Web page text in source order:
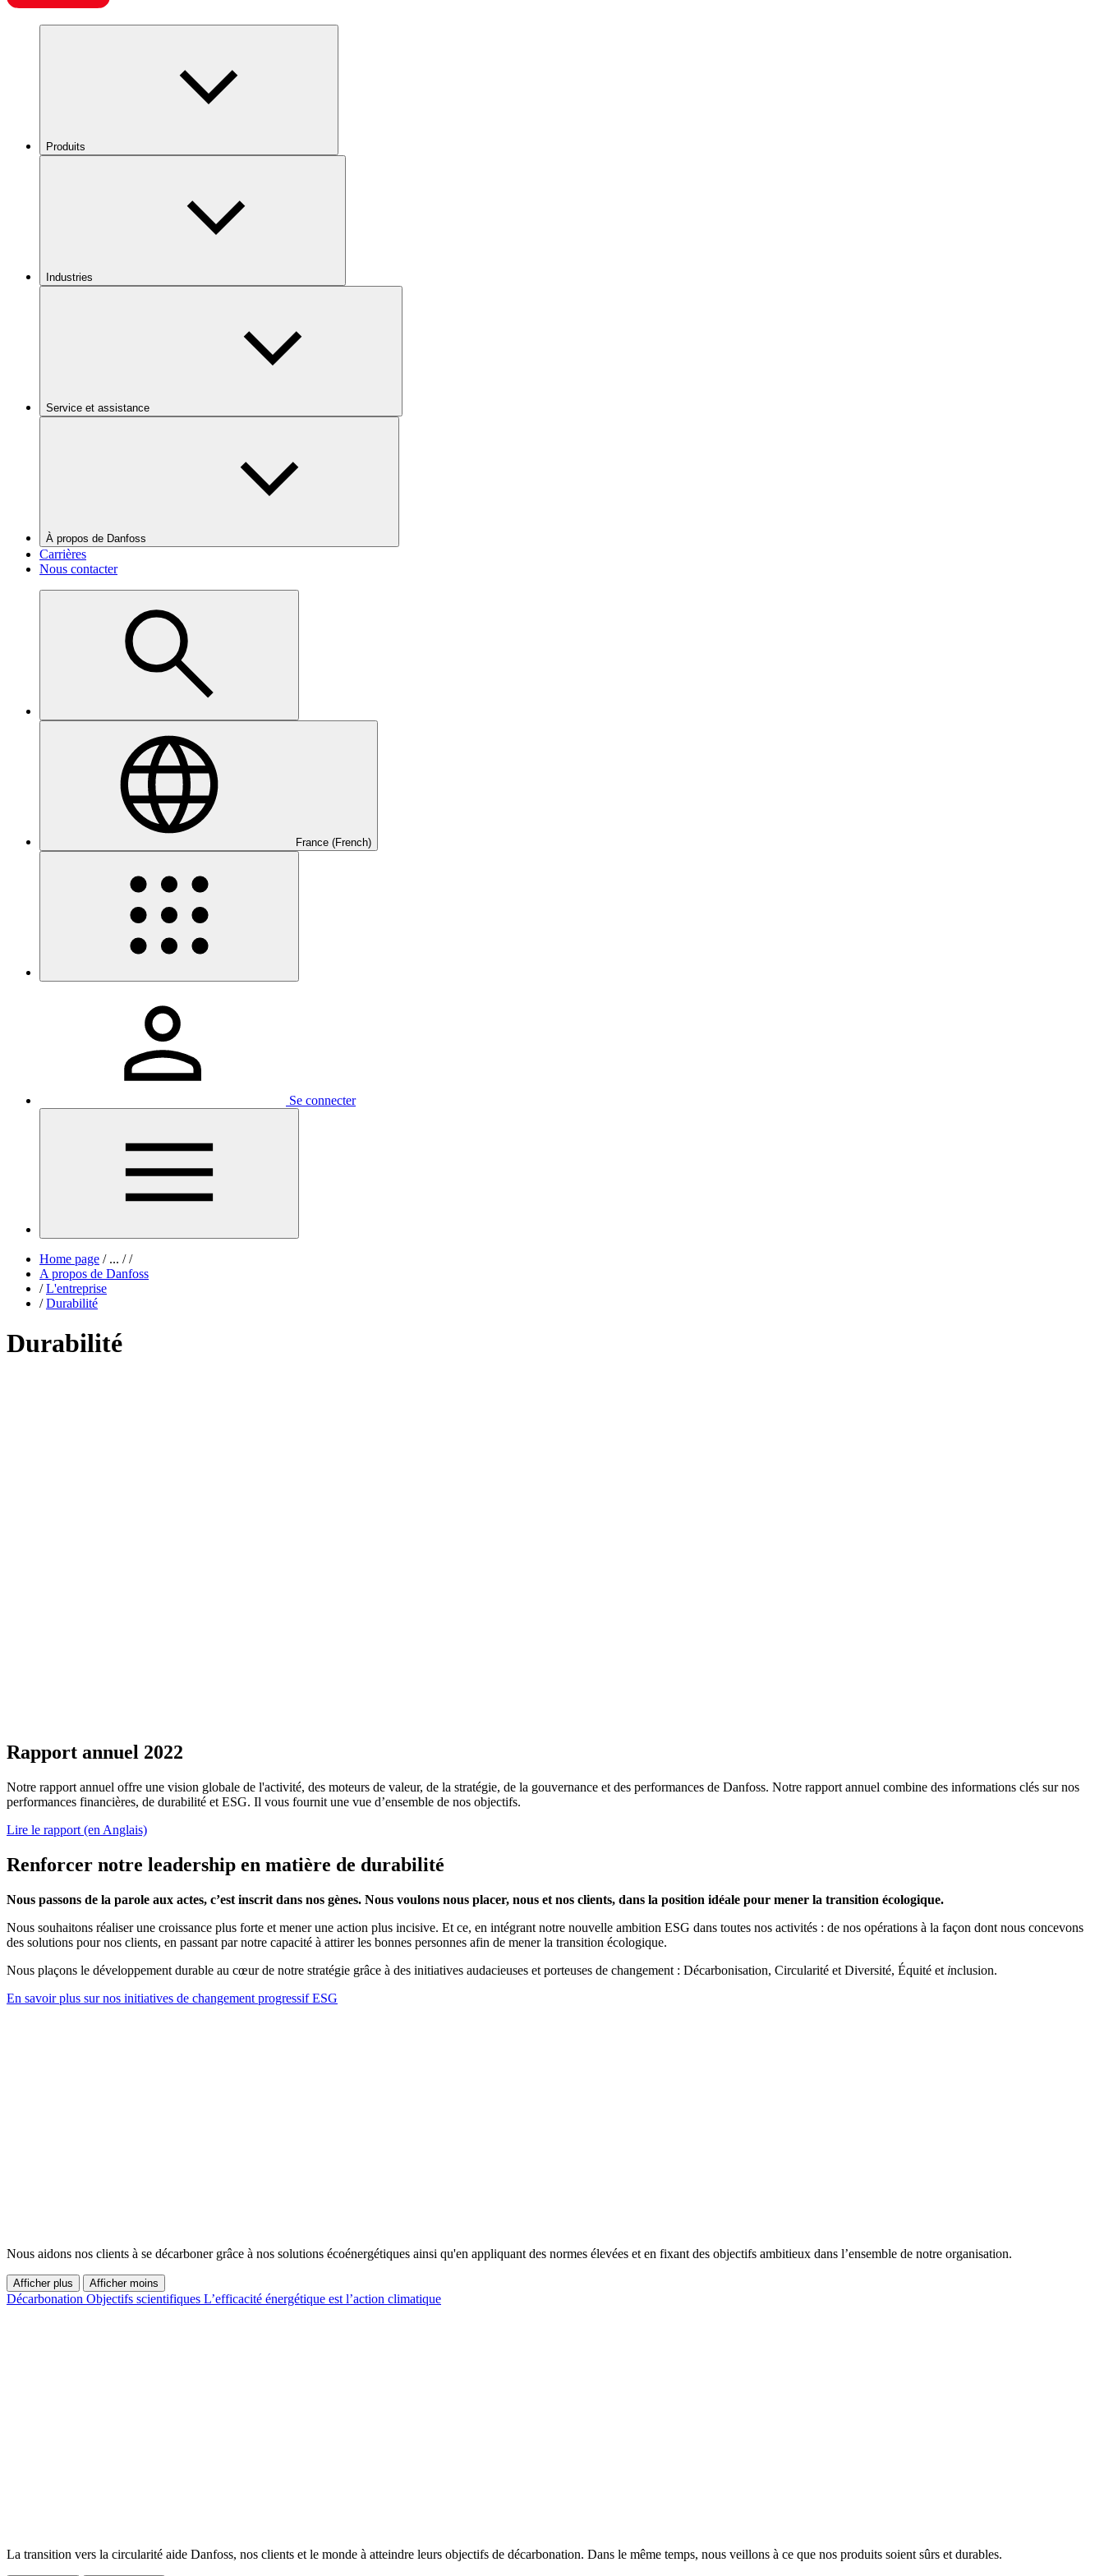
Produits
Industries
Service et assistance
À propos de Danfoss
Carrières
Nous contacter
France (French)
Se connecter
Home page /... / /
A propos de Danfoss
/ L'entreprise
/ Durabilité
Durabilité
Rapport annuel 2022
Notre rapport annuel offre une vision globale de l'activité, des moteurs de valeur, de la stratégie, de la gouvernance et des performances de Danfoss. Notre rapport annuel combine des informations clés sur nos
performances financières, de durabilité et ESG. Il vous fournit une vue d’ensemble de nos objectifs.
Lire le rapport (en Anglais)
Renforcer notre leadership en matière de durabilité
Nous passons de la parole aux actes, c’est inscrit dans nos gènes. Nous voulons nous placer, nous et nos clients, dans la position idéale pour mener la transition écologique.
Nous souhaitons réaliser une croissance plus forte et mener une action plus incisive. Et ce, en intégrant notre nouvelle ambition ESG dans toutes nos activités : de nos opérations à la façon dont nous concevons
des solutions pour nos clients, en passant par notre capacité à attirer les bonnes personnes afin de mener la transition écologique.
Nous plaçons le développement durable au cœur de notre stratégie grâce à des initiatives audacieuses et porteuses de changement : Décarbonisation, Circularité et Diversité, Équité et inclusion.
En savoir plus sur nos initiatives de changement progressif ESG
Nous aidons nos clients à se décarboner grâce à nos solutions écoénergétiques ainsi qu'en appliquant des normes élevées et en fixant des objectifs ambitieux dans l’ensemble de notre organisation.
Afficher plus Afficher moins
Décarbonation Objectifs scientifiques L’efficacité énergétique est l’action climatique
La transition vers la circularité aide Danfoss, nos clients et le monde à atteindre leurs objectifs de décarbonation. Dans le même temps, nous veillons à ce que nos produits soient sûrs et durables.